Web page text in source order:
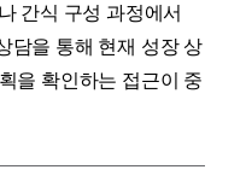
간식 구성 과정에서
담을 통해 현재 성장 상
을 확인하는 접근이 중